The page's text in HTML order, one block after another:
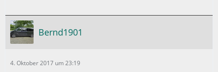
Bernd1901
4. Oktober 2017 um 23:19